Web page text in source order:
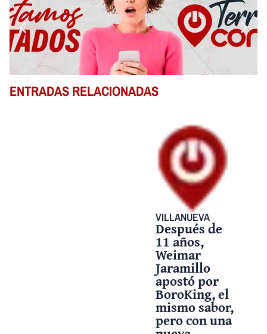
ENTRADAS RELACIONADAS
VILLANUEVA
Después de
11 años,
Weimar
Jaramillo
apostó por
BoroKing, el
mismo sabor,
pero con una